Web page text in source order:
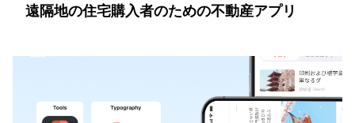
遠隔地の住宅購入者のための不動産アプリ